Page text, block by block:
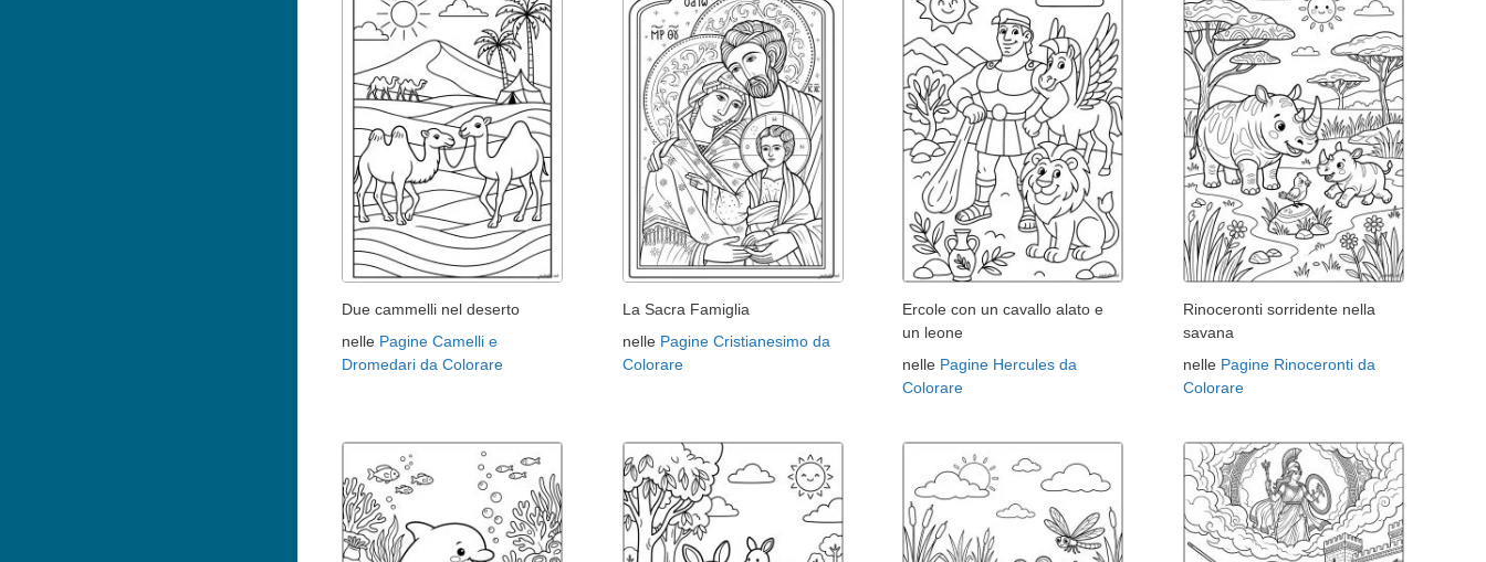
Due cammelli nel deserto
nelle Pagine Camelli e
Dromedari da Colorare
La Sacra Famiglia
nelle Pagine Cristianesimo da
Colorare
Ercole con un cavallo alato e
un leone
nelle Pagine Hercules da
Colorare
Rinoceronti sorridente nella
savana
nelle Pagine Rinoceronti da
Colorare